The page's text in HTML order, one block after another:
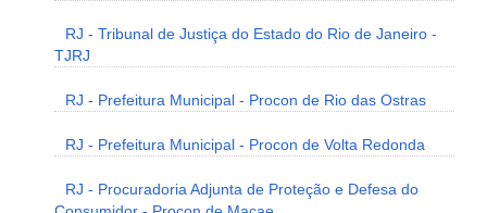
RJ - Tribunal de Justiça do Estado do Rio de Janeiro -
TJRJ
RJ - Prefeitura Municipal - Procon de Rio das Ostras
RJ - Prefeitura Municipal - Procon de Volta Redonda
RJ - Procuradoria Adjunta de Proteção e Defesa do